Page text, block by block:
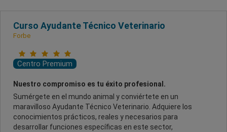
Curso Ayudante Técnico Veterinario
Forbe
Centro Premium
Nuestro compromiso es tu éxito profesional.
Sumérgete en el mundo animal y conviértete en un
maravilloso Ayudante Técnico Veterinario. Adquiere los
conocimientos prácticos, reales y necesarios para
desarrollar funciones específicas en este sector,